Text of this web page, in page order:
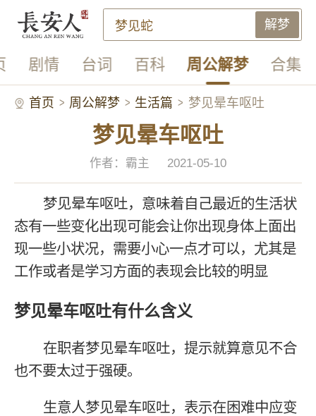
解梦
剧情 台词 百科 周公解梦 合集
首页 周公解梦 生活篇 梦见晕车呕吐
梦见晕车呕吐
作者：霸主 2021-05-10
梦见晕车呕吐，意味着自己最近的生活状
态有一些变化出现可能会让你出现身体上面出
现一些小状况，需要小心一点才可以，尤其是
工作或者是学习方面的表现会比较的明显
梦见晕车呕吐有什么含义
在职者梦见晕车呕吐，提示就算意见不合
也不要太过于强硬。
生意人梦见晕车呕吐，表示在困难中应变